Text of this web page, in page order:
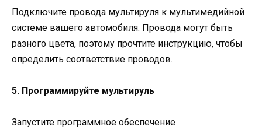
Подключите провода мультируля к мультимедийной
системе вашего автомобиля. Провода могут быть
разного цвета, поэтому прочтите инструкцию, чтобы
определить соответствие проводов.
5. Программируйте мультируль
Запустите программное обеспечение